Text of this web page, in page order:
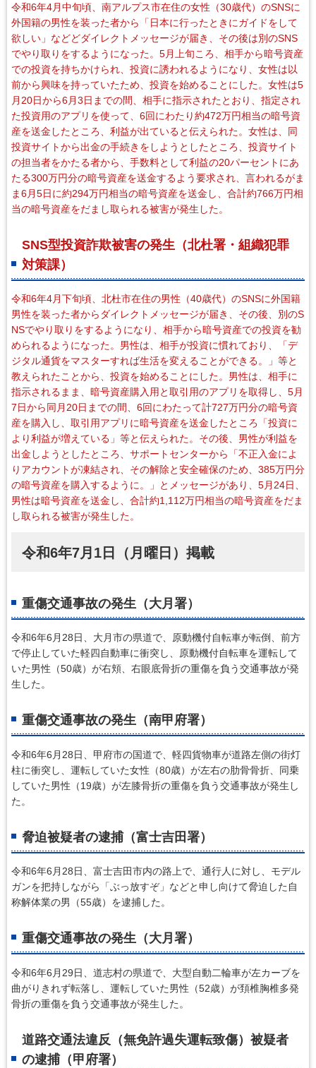
令和6年4月中旬頃、南アルプス市在住の女性（30歳代）のSNSに
外国籍の男性を装った者から「日本に行ったときにガイドをして
欲しい」などどダイレクトメッセージが届き、その後は別のSNS
でやり取りをするようになった。5月上旬ころ、相手から暗号資産
での投資を持ちかけられ、投資に誘われるようになり、女性は以
前から興味を持っていたため、投資を始めることにした。女性は5
月20日から6月3日までの間、相手に指示されたとおり、指定され
た投資用のアプリを使って、6回にわたり約472万円相当の暗号資
産を送金したところ、利益が出ていると伝えられた。女性は、同
投資サイトから出金の手続きをしようとしたところ、投資サイト
の担当者をかたる者から、手数料として利益の20パーセントにあ
たる300万円分の暗号資産を送金するよう要求され、言われるがま
ま6月5日に約294万円相当の暗号資産を送金し、合計約766万円相
当の暗号資産をだまし取られる被害が発生した。
SNS型投資詐欺被害の発生（北杜署・組織犯罪
対策課）
令和6年4月下旬頃、北杜市在住の男性（40歳代）のSNSに外国籍
男性を装った者からダイレクトメッセージが届き、その後、別のS
NSでやり取りをするようになり、相手から暗号資産での投資を勧
められるようになった。男性は、相手が投資に慣れており、「デ
ジタル通貨をマスターすれば生活を変えることができる。」等と
教えられたことから、投資を始めることにした。男性は、相手に
指示されるまま、暗号資産購入用と取引用のアプリを取得し、5月
7日から同月20日までの間、6回にわたって計727万円分の暗号資
産を購入し、取引用アプリに暗号資産を送金したところ「投資に
より利益が増えている」等と伝えられた。その後、男性が利益を
出金しようとしたところ、サポートセンターから「不正入金によ
りアカウントが凍結され、その解除と安全確保のため、385万円分
の暗号資産を購入するように。」とメッセージがあり、5月24日、
男性は暗号資産を送金し、合計約1,112万円相当の暗号資産をだま
し取られる被害が発生した。
令和6年7月1日（月曜日）掲載
重傷交通事故の発生（大月署）
令和6年6月28日、大月市の県道で、原動機付自転車が転倒、前方
で停止していた軽四自動車に衝突し、原動機付自転車を運転して
いた男性（50歳）が右頬、右眼底骨折の重傷を負う交通事故が発
生した。
重傷交通事故の発生（南甲府署）
令和6年6月28日、甲府市の国道で、軽四貨物車が道路左側の街灯
柱に衝突し、運転していた女性（80歳）が左右の肋骨骨折、同乗
していた男性（19歳）が左膝骨折の重傷を負う交通事故が発生し
た。
脅迫被疑者の逮捕（富士吉田署）
令和6年6月28日、富士吉田市内の路上で、通行人に対し、モデル
ガンを把持しながら「ぶっ放すぞ」などと申し向けて脅迫した自
称解体業の男（55歳）を逮捕した。
重傷交通事故の発生（大月署）
令和6年6月29日、道志村の県道で、大型自動二輪車が左カーブを
曲がりきれず転落し、運転していた男性（52歳）が頚椎胸椎多発
骨折の重傷を負う交通事故が発生した。
道路交通法違反（無免許過失運転致傷）被疑者
の逮捕（甲府署）